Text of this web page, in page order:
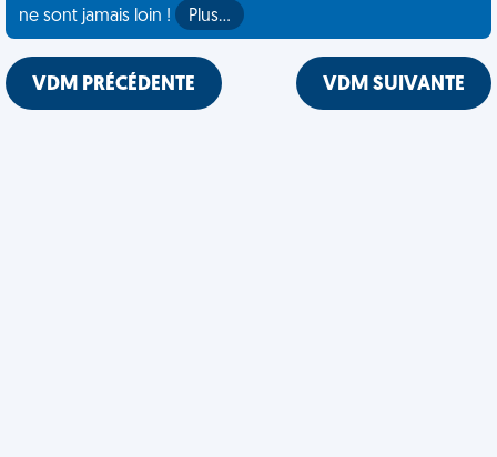
ne sont jamais loin !
Plus…
VDM PRÉCÉDENTE VDM SUIVANTE